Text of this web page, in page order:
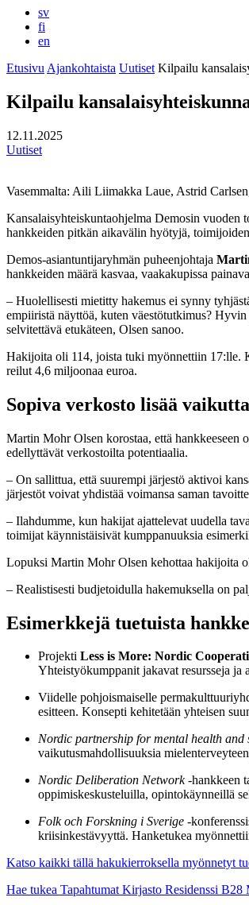
sv
fi
en
Etusivu Ajankohtaista Uutiset Kilpailu
Kilpailu
12.11.2025
Uutiset
Vasemmalta: Aili Liimakka Laue, Astrid
Kansalaisyhteiskuntaohjelma Demosin vuoden
hankkeiden pitkän aikavälin hyötyjä,
Demos-asiantuntijaryhmän puheenjohtaja
hankkeiden määrä kasvaa, vaakakupissa
– Huolellisesti mietitty hakemus ei synny
empiiristä näyttöä, kuten väestötutkimus?
selvitettävä etukäteen, Olsen sanoo.
Hakijoita oli 114, joista tuki myönnettiin 17:lle.
reilut 4,6 miljoonaa euroa.
Sopiva verkosto lisää
Martin Mohr Olsen korostaa, että hankkeeseen
edellyttävät verkostoilta potentiaalia.
– On sallittua, että suurempi järjestö aktivoi
järjestöt voivat yhdistää voimansa saman
– Ilahdumme, kun hakijat ajattelevat uudella
toimijat käynnistäisivät kumppanuuksia
Lopuksi Martin Mohr Olsen kehottaa hakijoita
– Realistisesti budjetoidulla hakemuksella on
Esimerkkejä tuetuista
Projekti Less is More: Nordic
Yhteistyökumppanit jakavat resursseja ja
Viidelle pohjoismaiselle
esitteen. Konsepti kehitetään yhteisen
Nordic partnership for mental health and
vaikutusmahdollisuuksia
Nordic Deliberation Network-hankkeen
oppimiskeskusteluilla, opintokäynneillä
Folk och Forskning i Sverige -
kriisinkestävyyttä. Hanketukea
Katso kaikki tällä hakukierroksella myönnetyt
Hae tukea TapahtumatKirjasto Residenssi B28